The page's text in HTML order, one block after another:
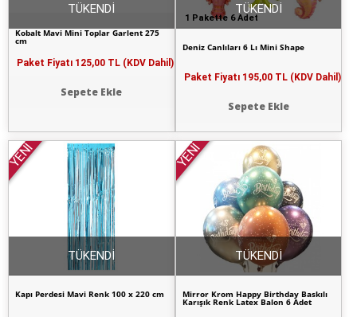
Kobalt Mavi Mini Toplar Garlent 275
cm
Paket Fiyatı 125,00 TL (KDV Dahil)
Sepete Ekle
TÜKENDİ
1 Pakette 6 Adet
Deniz Canlıları 6 Lı Mini Shape
Paket Fiyatı 195,00 TL (KDV Dahil)
Sepete Ekle
TÜKENDİ
YENİ
Kapı Perdesi Mavi Renk 100 x 220 cm
TÜKENDİ
YENİ
Mirror Krom Happy Birthday Baskılı
Karışık Renk Latex Balon 6 Adet
TÜKENDİ